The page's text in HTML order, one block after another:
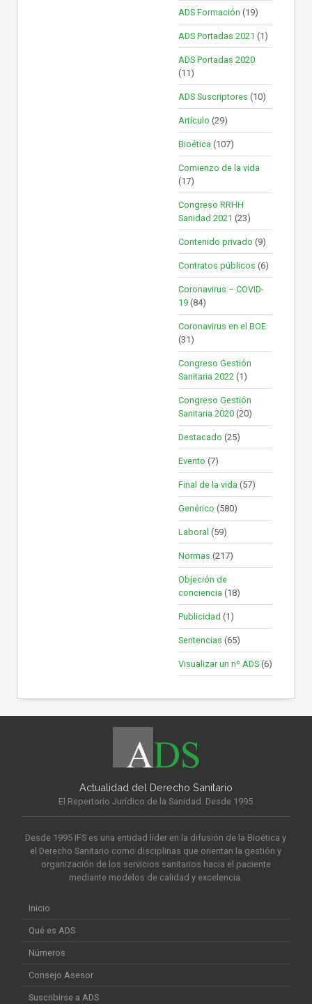
ADS Formación (19)
ADS Portadas 2021 (1)
ADS Portadas 2020
(11)
ADS Suscriptores (10)
Artículo (29)
Bioética (107)
Comienzo de la vida
(17)
Congreso RRHH
Sanidad 2021 (23)
Contenido privado (9)
Contratos públicos (6)
Coronavirus – COVID-
19 (84)
Coronavirus en el BOE
(31)
Congreso Gestión
Sanitaria 2022 (1)
Congreso Gestión
Sanitaria 2020 (20)
Destacado (25)
Evento (7)
Final de la vida (57)
Genérico (580)
Laboral (59)
Normas (217)
Objeción de
conciencia (18)
Publicidad (1)
Sentencias (65)
Visualizar un nº ADS (6)
Actualidad del Derecho Sanitario
El Repertorio Jurídico de la Sanidad. Desde 1995
Desde 1995 IFS es una entidad líder en la difusión de la Bioética y
el Derecho Sanitario como disciplinas que orientan la gestión y
organización de los servicios sanitarios hacia el paciente
mediante modelos de calidad y excelencia.
Inicio
Qué es ADS
Números
Consejo Asesor
Suscribirse a ADS